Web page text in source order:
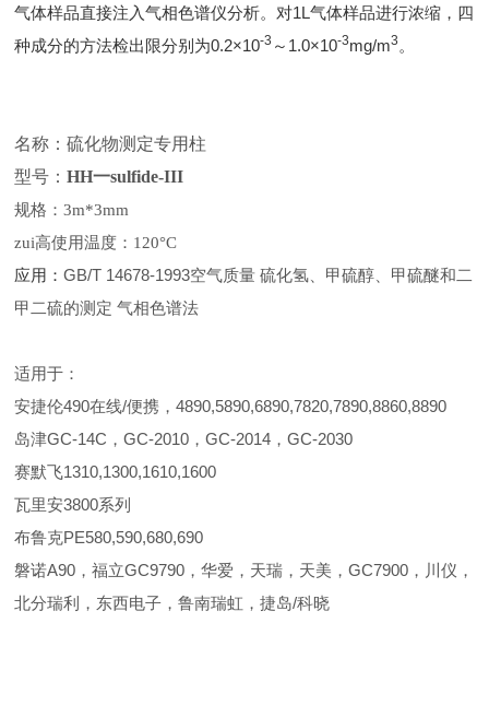
气体样品直接注入气相色谱仪分析。对1L气体样品进行浓缩，四
种成分的方法检出限分别为0.2×10-3 ～1.0×10-3mg/m3 。
名称：硫化物测定专用柱
型号：HH一sulfide-III
规格：3m*3mm
zui高使用温度： 120°C
应用：GB/T 14678-1993空气质量 硫化氢、甲硫醇、甲硫醚和二
甲二硫的测定 气相色谱法
适用于：
安捷伦490在线/便携，4890,5890,6890,7820,7890,8860,8890
岛津GC-14C，GC-2010，GC-2014，GC-2030
赛默飞1310,1300,1610,1600
瓦里安3800系列
布鲁克PE580,590,680,690
磐诺A90，福立GC9790，华爱，天瑞，天美，GC7900，川仪，
北分瑞利，东西电子，鲁南瑞虹，捷岛/科晓